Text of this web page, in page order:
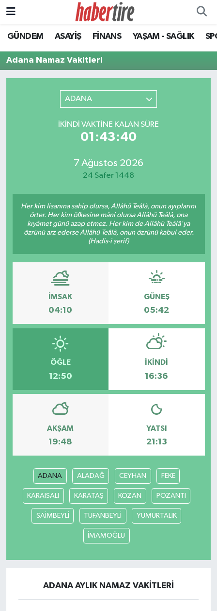
GÜNDEM ASAYİŞ FİNANS YAŞAM - SAĞLIK
Adana Namaz Vakitleri
ADANA
İKINDI VAKTINE KALAN SÜRE
01:43:40
7 Ağustos 2026
24 Safer 1448
Her kim lisanına sahip olursa, Allâhü Teâlâ, onun ayıplarını
örter. Her kim öfkesine mâni olursa Allâhü Teâlâ, ona
kıyâmet günü azap etmez. Her kim de Allâhü Teâlâ'ya
özrünü arz ederse Allâhü Teâlâ, onun özrünü kabul eder.
(Hadis-i şerif)
İMSAK
04:10
GÜNEŞ
05:42
ÖĞLE
12:50
İKINDI
16:36
AKŞAM
19:48
YATSI
21:13
ADANA ALADAĞ CEYHAN FEKE
KARAISALI KARATAŞ KOZAN POZANTI
SAİMBEYLİ TUFANBEYLİ YUMURTALIK
İMAMOĞLU
ADANA AYLIK NAMAZ VAKITLERI
Tire Nöbetçi Eczaneler
Tire Hava Durumu
Tüm Manşetler
Son Dakika Haberleri